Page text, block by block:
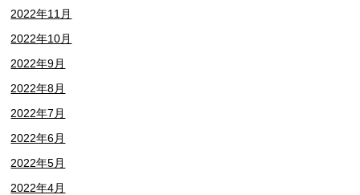
2022年11月
2022年10月
2022年9月
2022年8月
2022年7月
2022年6月
2022年5月
2022年4月